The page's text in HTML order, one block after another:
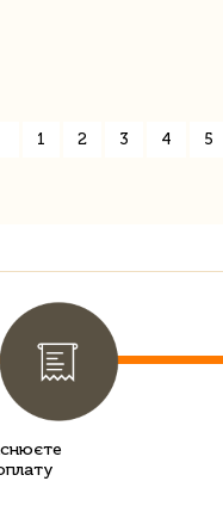
1 2 3 4 5